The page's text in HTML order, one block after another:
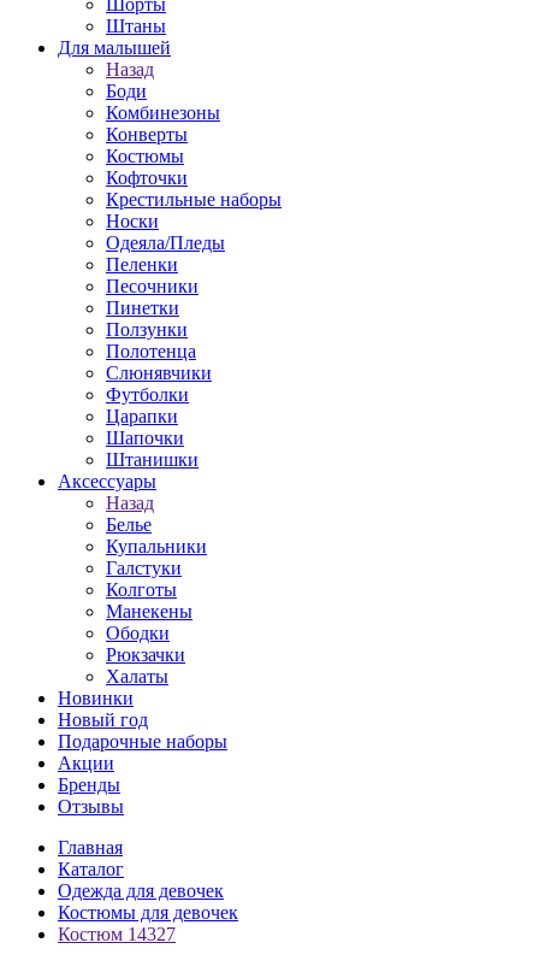
Шорты
Штаны
Для малышей
Назад
Боди
Комбинезоны
Конверты
Костюмы
Кофточки
Крестильные наборы
Носки
Одеяла/Пледы
Пеленки
Песочники
Пинетки
Ползунки
Полотенца
Слюнявчики
Футболки
Царапки
Шапочки
Штанишки
Аксессуары
Назад
Белье
Купальники
Галстуки
Колготы
Манекены
Ободки
Рюкзачки
Халаты
Новинки
Новый год
Подарочные наборы
Акции
Бренды
Отзывы
Главная
Каталог
Одежда для девочек
Костюмы для девочек
Костюм 14327